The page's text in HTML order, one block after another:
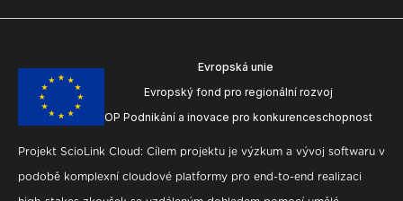
Evropská unie
Evropský fond pro regionální rozvoj
OP Podnikání a inovace pro konkurenceschopnost
Projekt ScioLink Cloud: Cílem projektu je výzkum a vývoj softwaru v
podobě komplexní cloudové platformy pro end-to-end realizaci